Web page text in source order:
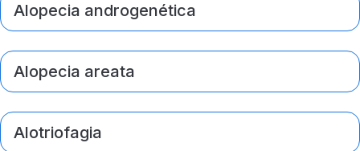
Alopecia androgenética
Alopecia areata
Alotriofagia